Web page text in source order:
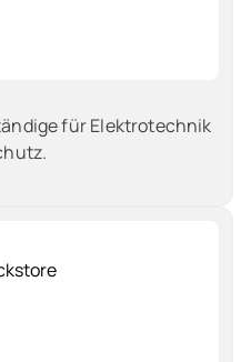
für Elektrotechnik